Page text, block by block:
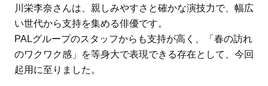
川栄李奈さんは、親しみやすさと確かな演技力で、幅広
い世代から支持を集める俳優です。
PALグループのスタッフからも支持が高く、「春の訪れ
のワクワク感」を等身大で表現できる存在として、今回
起用に至りました。